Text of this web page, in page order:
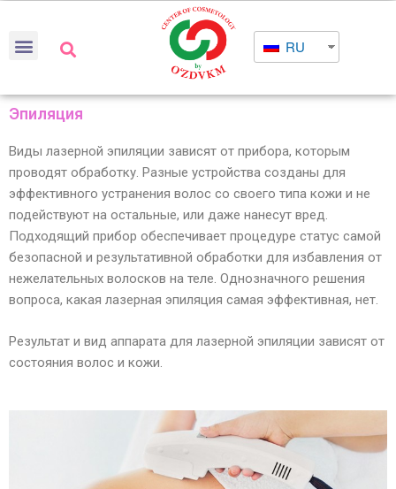
RU
Эпиляция
Виды лазерной эпиляции зависят от прибора, которым
проводят обработку. Разные устройства созданы для
эффективного устранения волос со своего типа кожи и не
подействуют на остальные, или даже нанесут вред.
Подходящий прибор обеспечивает процедуре статус самой
безопасной и результативной обработки для избавления от
нежелательных волосков на теле. Однозначного решения
вопроса, какая лазерная эпиляция самая эффективная, нет.
Результат и вид аппарата для лазерной эпиляции зависят от
состояния волос и кожи.